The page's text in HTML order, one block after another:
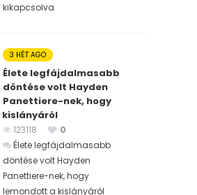
kikapcsolva
3 HÉT AGO
Élete legfájdalmasabb
döntése volt Hayden
Panettiere-nek, hogy
123118
0
Élete legfájdalmasabb
döntése volt Hayden
Panettiere-nek, hogy
lemondott a kislányáról